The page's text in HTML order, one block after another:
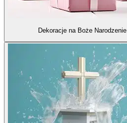
Dekoracje na Boże Narodzenie